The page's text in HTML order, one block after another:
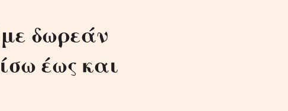
δωρεάν
έως και